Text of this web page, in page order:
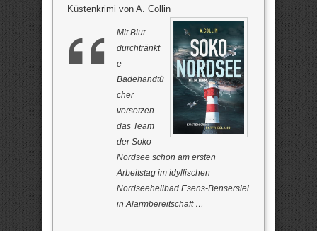
Küstenkrimi von A. Collin
Mit Blut
durchtränkt
e
Badehandtü
cher
versetzen
das Team
der Soko
Nordsee schon am ersten
Arbeitstag im idyllischen
Nordseeheilbad Esens-Bensersiel
in Alarmbereitschaft …